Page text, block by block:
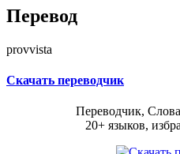
Перевод
provvista
Скачать переводчик
Переводчик,
20+ языков,